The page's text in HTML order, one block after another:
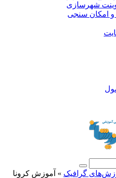
شهرسازی
امکان سنجی
گرافیک » آموزش کرونا